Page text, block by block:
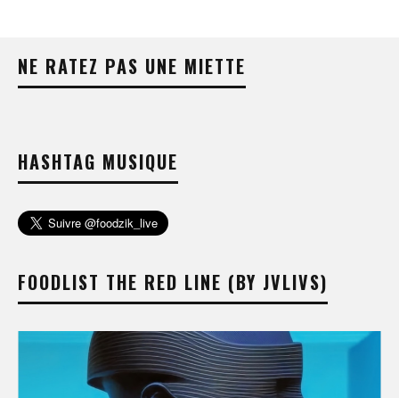
NE RATEZ PAS UNE MIETTE
HASHTAG MUSIQUE
FOODLIST THE RED LINE (BY JVLIVS)